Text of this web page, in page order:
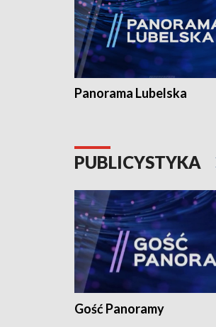
Panorama Lubelska
PUBLICYSTYKA
Gość Panoramy